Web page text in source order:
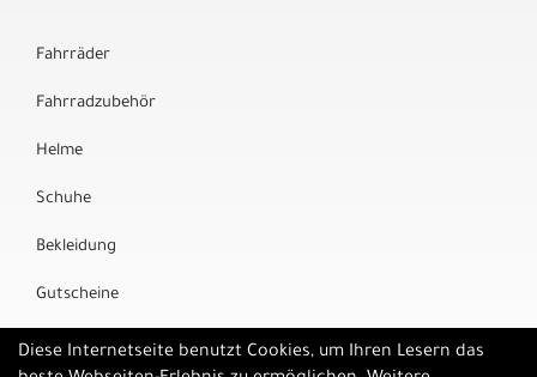
Fahrräder
Fahrradzubehör
Helme
Schuhe
Bekleidung
Gutscheine
Marken
Diese Internetseite benutzt Cookies, um Ihren Lesern das